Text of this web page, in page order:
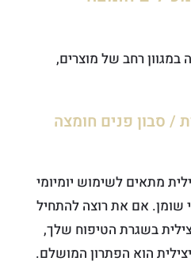
במגוון רחב של מוצרים,
/ סבון פנים חומצה
מתאים לשימוש יומיומי
שומן. אם את רוצה להתחיל
בשגרת הטיפוח שלך,
הוא הפתרון המושלם.